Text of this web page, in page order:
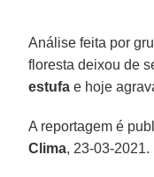
Análise feita por
floresta deixou de
estufa e hoje
A reportagem é
Clima, 23-03-2021.